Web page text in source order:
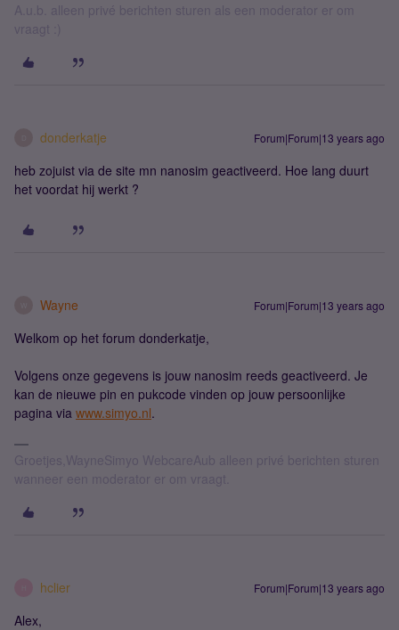
A.u.b. alleen privé berichten sturen als een moderator er om
vraagt :)
donderkatje Forum|Forum|13 years ago
heb zojuist via de site mn nanosim geactiveerd. Hoe lang duurt
het voordat hij werkt ?
Wayne Forum|Forum|13 years ago
Welkom op het forum donderkatje,
Volgens onze gegevens is jouw nanosim reeds geactiveerd. Je
kan de nieuwe pin en pukcode vinden op jouw persoonlijke
pagina via www.simyo.nl.
Groetjes,WayneSimyo WebcareAub alleen privé berichten sturen
wanneer een moderator er om vraagt.
hclier Forum|Forum|13 years ago
Alex,